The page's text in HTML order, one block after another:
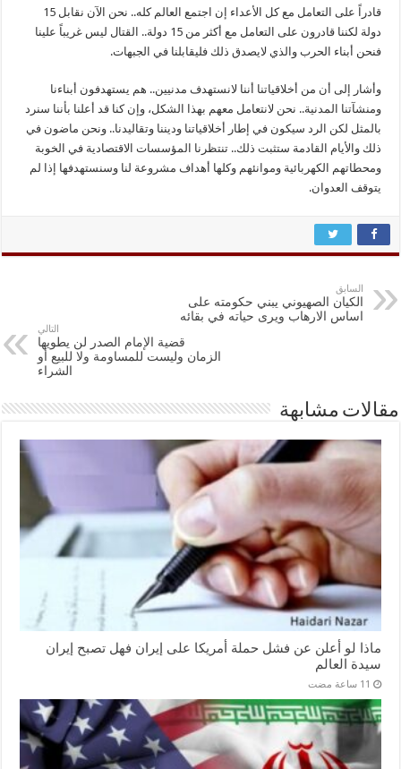
قادراً على التعامل مع كل الأعداء إن اجتمع العالم كله.. نحن الآن نقابل 15
دولة لكننا قادرون على التعامل مع أكثر من 15 دولة.. القتال ليس غريباً علينا
فنحن أبناء الحرب والذي لايصدق ذلك فليقابلنا في الجبهات.
وأشار إلى أن من أخلاقياتنا أننا لانستهدف مدنيين.. هم يستهدفون أبناءنا
ومنشآتنا المدنية.. نحن لانتعامل معهم بهذا الشكل، وإن كنا قد أعلنا بأننا سنرد
بالمثل لكن الرد سيكون في إطار أخلاقياتنا وديننا وتقاليدنا.. ونحن ماضون في
ذلك والأيام القادمة ستثبت ذلك.. تنتظرنا المؤسسات الاقتصادية في الخوبة
ومحطاتهم الكهربائية وموانئهم وكلها أهداف مشروعة لنا وسنستهدفها إذا لم
يتوقف العدوان.
السابق
الكيان الصهيوني يبني حكومته على
اساس الارهاب ويرى حياته في بقائه
التالي
قضية الإمام الصدر لن يطويها
الزمان وليست للمساومة ولا للبيع أو
الشراء
مقالات مشابهة
ماذا لو أعلن عن فشل حملة أمريكا على إيران فهل تصبح إيران
سيدة العالم